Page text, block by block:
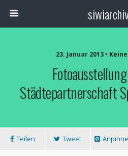
23. Januar 2013 •
Städtepartnerschaft
Teilen Tweet